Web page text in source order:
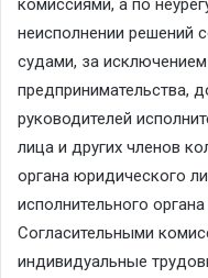
комиссиями, а по
неисполнении решений
судами, за
предпринимательства,
руководителей
лица и других членов
органа юридического
исполнительного
Согласительными
индивидуальные